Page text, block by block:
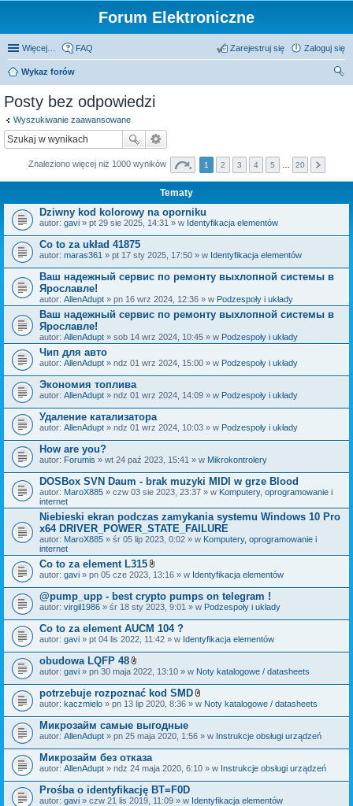
Forum Elektroniczne
Więcej… FAQ Zaloguj się
Zarejestruj się
Wykaz forów
Posty bez odpowiedzi
Wyszukiwanie zaawansowane
Znaleziono więcej niż 1000 wyników 1 2 3 4 5 20
Tematy
Dziwny kod kolorowy na oporniku
autor: gavi » pt 29 sie 2025, 14:31 » w Identyfikacja elementów
Co to za układ 41875
autor: maras361 » pt 17 sty 2025, 17:50 » w Identyfikacja elementów
Ваш надежный сервис по ремонту выхлопной системы в
Ярославле!
autor: AllenAdupt » pn 16 wrz 2024, 12:36 » w Podzespoły i układy
Ваш надежный сервис по ремонту выхлопной системы в
Ярославле!
autor: AllenAdupt » sob 14 wrz 2024, 10:45 » w Podzespoły i układy
Чип для авто
autor: AllenAdupt » ndz 01 wrz 2024, 15:00 » w Podzespoły i układy
Экономия топлива
autor: AllenAdupt » ndz 01 wrz 2024, 14:09 » w Podzespoły i układy
Удаление катализатора
autor: AllenAdupt » ndz 01 wrz 2024, 10:03 » w Podzespoły i układy
How are you?
autor: Forumis » wt 24 paź 2023, 15:41 » w Mikrokontrolery
DOSBox SVN Daum - brak muzyki MIDI w grze Blood
autor: MaroX885 » czw 03 sie 2023, 23:37 » w Komputery, oprogramowanie i
internet
Niebieski ekran podczas zamykania systemu Windows 10 Pro
x64 DRIVER_POWER_STATE_FAILURE
autor: MaroX885 » śr 05 lip 2023, 0:02 » w Komputery, oprogramowanie i
internet
Co to za element L315
Z
ł
ą
c
z
n
i
autor: gavi » pn 05 cze 2023, 13:16 » w Identyfikacja elementów
@pump_upp - best crypto pumps on telegram !
autor: virgil1986 » śr 18 sty 2023, 9:01 » w Podzespoły i układy
Co to za element AUCM 104 ?
autor: gavi » pt 04 lis 2022, 11:42 » w Identyfikacja elementów
obudowa LQFP 48
Z
ł
ą
c
z
n
i
i
autor: gavi » pn 30 maja 2022, 13:10 » w Noty katalogowe / datasheets
potrzebuje rozpoznać kod SMD
Z
ł
c
z
i
autor: kaczmielo » pn 13 lip 2020, 8:36 » w Noty katalogowe / datasheets
Микрозайм самые выгодные
autor: AllenAdupt » pn 25 maja 2020, 1:56 » w Instrukcje obsługi urządzeń
Микрозайм без отказа
autor: AllenAdupt » ndz 24 maja 2020, 6:10 » w Instrukcje obsługi urządzeń
Prośba o identyfikację BT=F0D
autor: gavi » czw 21 lis 2019, 11:09 » w Identyfikacja elementów